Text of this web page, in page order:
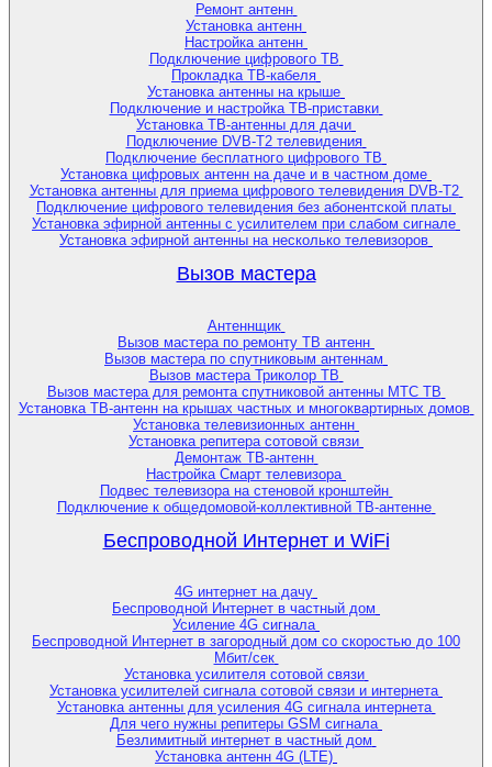
Ремонт антенн
Установка антенн
Настройка антенн
Подключение цифрового ТВ
Прокладка ТВ-кабеля
Установка антенны на крыше
Подключение и настройка ТВ-приставки
Установка ТВ-антенны для дачи
Подключение DVB-T2 телевидения
Подключение бесплатного цифрового ТВ
Установка цифровых антенн на даче и в частном доме
Установка антенны для приема цифрового телевидения DVB-T2
Подключение цифрового телевидения без абонентской платы
Установка эфирной антенны с усилителем при слабом сигнале
Установка эфирной антенны на несколько телевизоров
Вызов мастера
Антеннщик
Вызов мастера по ремонту ТВ антенн
Вызов мастера по спутниковым антеннам
Вызов мастера Триколор ТВ
Вызов мастера для ремонта спутниковой антенны МТС ТВ
Установка ТВ-антенн на крышах частных и многоквартирных домов
Установка телевизионных антенн
Установка репитера сотовой связи
Демонтаж ТВ-антенн
Настройка Смарт телевизора
Подвес телевизора на стеновой кронштейн
Подключение к общедомовой-коллективной ТВ-антенне
Беспроводной Интернет и WiFi
4G интернет на дачу
Беспроводной Интернет в частный дом
Усиление 4G сигнала
Беспроводной Интернет в загородный дом со скоростью до 100
Мбит/сек
Установка усилителя сотовой связи
Установка усилителей сигнала сотовой связи и интернета
Установка антенны для усиления 4G сигнала интернета
Для чего нужны репитеры GSM сигнала
Безлимитный интернет в частный дом
Установка антенн 4G (LTE)